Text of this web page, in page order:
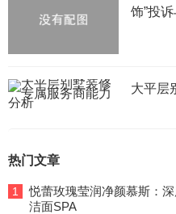
饰”投
大平层
热门文章
1
悦蕾玫瑰莹润净颜慕斯：
洁面SPA